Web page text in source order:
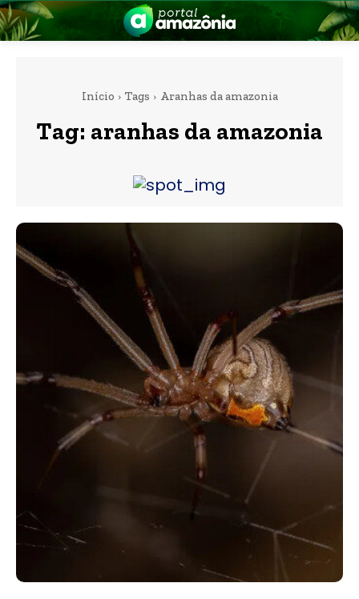
Amazônia
Início Tags Aranhas da amazonia
Tag: aranhas da amazonia